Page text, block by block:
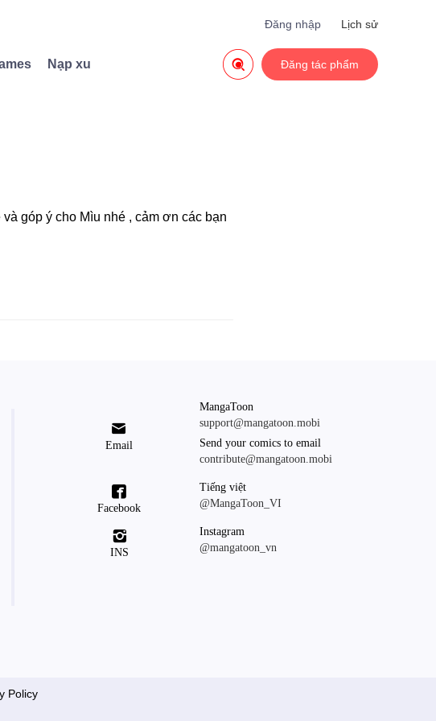
Lịch sử
Đăng nhập
Nạp xu Đăng tác phẩm

góp ý cho Mìu nhé , cảm ơn các bạn

Email
MangaToon
support@mangatoon.mobi
Send your comics to email
contribute@mangatoon.mobi

Facebook
Tiếng việt
@MangaToon_VI

INS
Instagram
@mangatoon_vn
Policy